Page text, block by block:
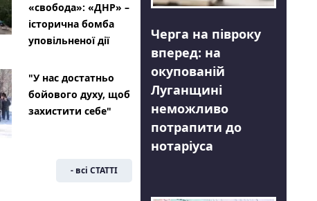
«свобода»: «ДНР» –
історична бомба
уповільненої дії
"У нас достатньо
бойового духу, щоб
захистити себе"
- всі СТАТТІ
Черга на півроку
вперед: на
окупованій
Луганщині
неможливо
потрапити до
нотаріуса